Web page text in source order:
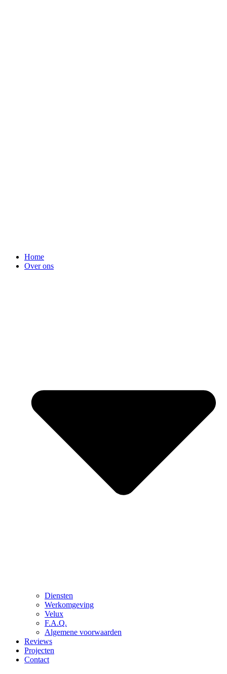
Home
Over ons
Diensten
Werkomgeving
Velux
F.A.Q.
Algemene voorwaarden
Reviews
Projecten
Contact